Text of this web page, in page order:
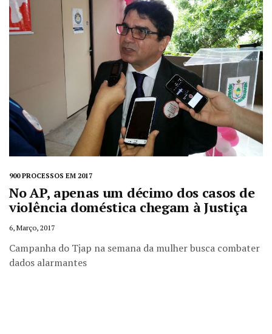
900 PROCESSOS EM 2017
No AP, apenas um décimo dos casos de
violência doméstica chegam à Justiça
6, Março, 2017
Campanha do Tjap na semana da mulher busca combater
dados alarmantes